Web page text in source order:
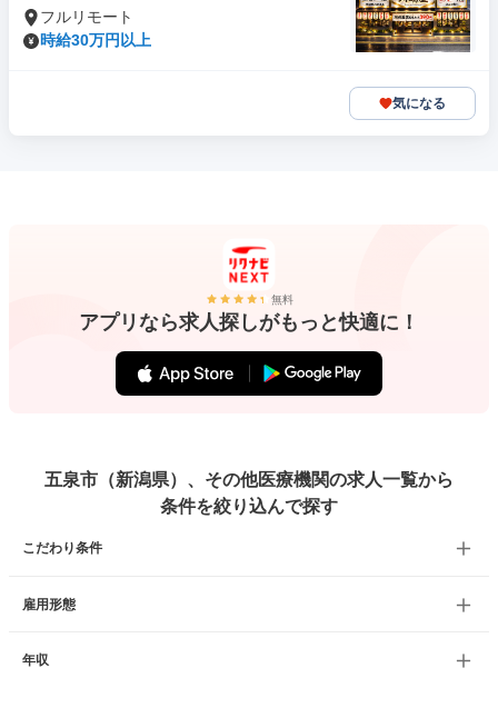
フルリモート
時給30万円以上
気になる
無料
アプリなら求人探しがもっと快適に！
五泉市（新潟県）、その他医療機関の求人一覧から
条件を絞り込んで探す
こだわり条件
雇用形態
年収